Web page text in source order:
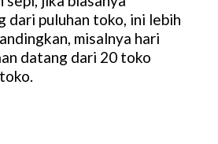
dari puluhan toko, ini lebih
misalnya hari
datang dari 20 toko